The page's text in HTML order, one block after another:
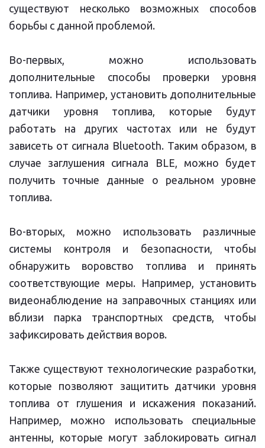
существуют несколько возможных способов
борьбы с данной проблемой.
Во-первых, можно использовать
дополнительные способы проверки уровня
топлива. Например, установить дополнительные
датчики уровня топлива, которые будут
работать на других частотах или не будут
зависеть от сигнала Bluetooth. Таким образом, в
случае заглушения сигнала BLE, можно будет
получить точные данные о реальном уровне
топлива.
Во-вторых, можно использовать различные
системы контроля и безопасности, чтобы
обнаружить воровство топлива и принять
соответствующие меры. Например, установить
видеонаблюдение на заправочных станциях или
вблизи парка транспортных средств, чтобы
зафиксировать действия воров.
Также существуют технологические разработки,
которые позволяют защитить датчики уровня
топлива от глушения и искажения показаний.
Например, можно использовать специальные
антенны, которые могут заблокировать сигнал